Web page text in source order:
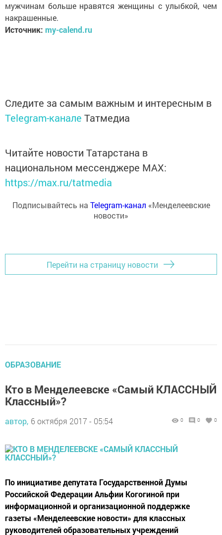
мужчинам больше нравятся женщины с улыбкой, чем
накрашенные.
Источник: my-calend.ru
Следите за самым важным и интересным в
Telegram-канале Татмедиа
Читайте новости Татарстана в
национальном мессенджере MАХ:
https://max.ru/tatmedia
Подписывайтесь на Telegram-канал «Менделеевские
новости»
Перейти на страницу новости
ОБРАЗОВАНИЕ
Кто в Менделеевске «Самый КЛАССНЫЙ
Классный»?
автор, 6 октября 2017 - 05:54 0 0 0
По инициативе депутата Государственной Думы
Российской Федерации Альфии Когогиной при
информационной и организационной поддержке
газеты «Менделеевские новости» для классных
руководителей образовательных учреждений